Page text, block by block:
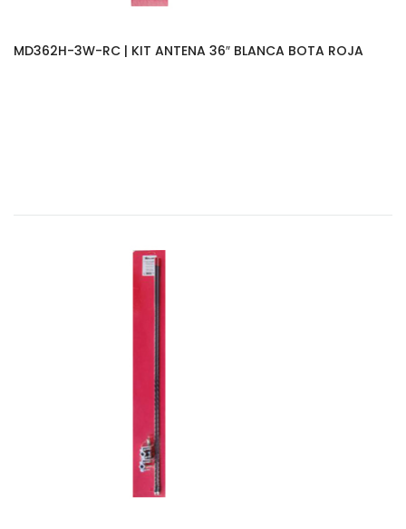
MD362H-3W-RC | KIT ANTENA 36″ BLANCA BOTA ROJA